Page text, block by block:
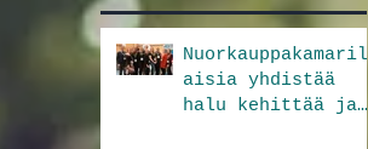
Nuorkauppakamaril
aisia yhdistää
halu kehittää ja